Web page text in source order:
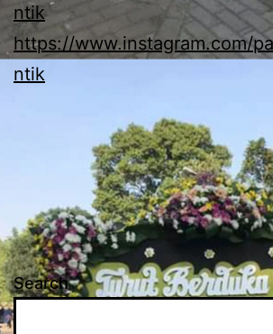
ntik
https://www.instagram.com/
ntik
Search